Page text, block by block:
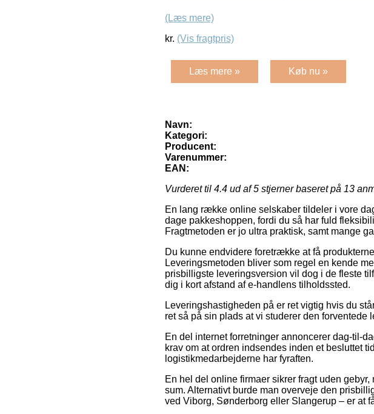
(Læs mere)
kr. (Vis fragtpris)
Læs mere » Køb nu »
Navn:
Kategori:
Producent:
Varenummer:
EAN:
Vurderet til 4.4 ud af 5 stjerner baseret på 13
En lang række online selskaber tildeler i vore
dage pakkeshoppen, fordi du så har fuld
Fragtmetoden er jo ultra praktisk, samt mange
Du kunne endvidere foretrække at få
Leveringsmetoden bliver som regel en kende
prisbilligste leveringsversion vil dog i de fleste
dig i kort afstand af e-handlens tilholdssted.
Leveringshastigheden på er ret vigtig hvis du
ret så på sin plads at vi studerer den forventede
En del internet forretninger annoncerer dag-til-
krav om at ordren indsendes inden et besluttet
logistikmedarbejderne har fyraften.
En hel del online firmaer sikrer fragt uden
sum. Alternativt burde man overveje den
ved Viborg, Sønderborg eller Slangerup – er at